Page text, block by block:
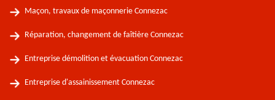
Maçon, travaux de maçonnerie Connezac
Réparation, changement de faîtière Connezac
Entreprise démolition et évacuation Connezac
Entreprise d'assainissement Connezac